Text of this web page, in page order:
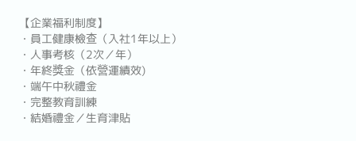
【企業福利制度】
・員工健康檢查（入社1年以上）
・人事考核（2次／年）
・年終獎金（依營運績效)
・端午中秋禮金
・完整教育訓練
・結婚禮金／生育津貼